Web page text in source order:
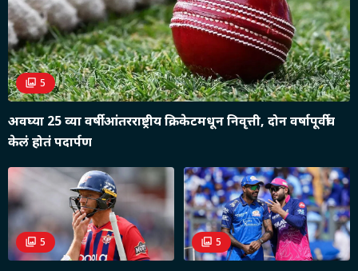
5
अवघ्या 25 व्या वर्षी आंतरराष्ट्रीय क्रिकेटमधून निवृत्ती, दोन वर्षापूर्वीच
केलं होतं पदार्पण
5 5